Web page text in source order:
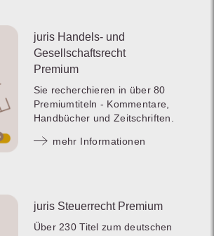
juris Handels- und
Gesellschaftsrecht
Premium
Sie recherchieren in über 80
Premiumtiteln - Kommentare,
Handbücher und Zeitschriften.
mehr Informationen
juris Steuerrecht Premium
Über 230 Titel zum deutschen